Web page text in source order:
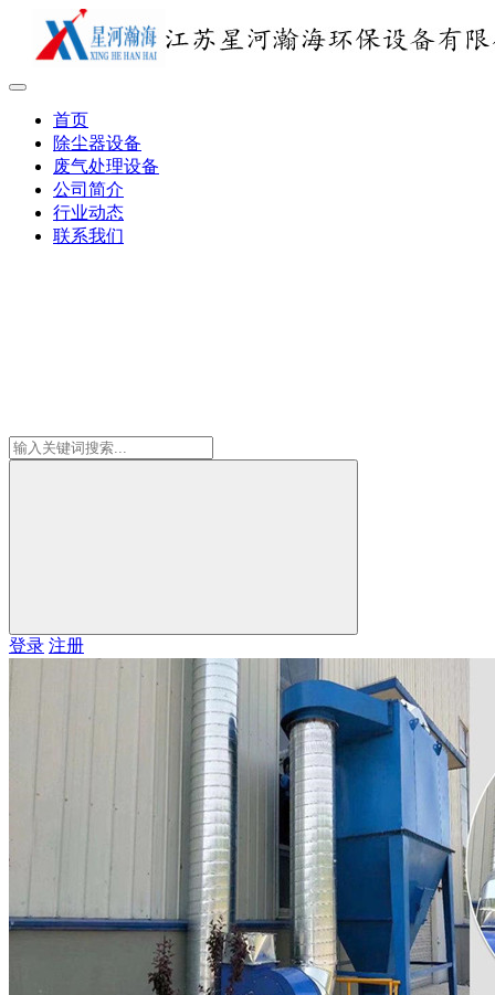
首页
除尘器设备
废气处理设备
公司简介
行业动态
联系我们
登录 注册